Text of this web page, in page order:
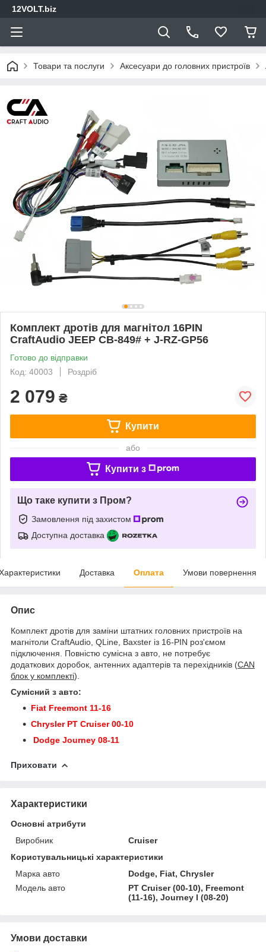
12VOLT.biz
Товари та послуги Аксесуари до головних пристроїв
Комплект дротів для магнітол 16PIN
CraftAudio JEEP CB-849# + J-RZ-GP56
Готово до відправки
Код: 40003
Роздріб
2 079 ₴
Купити
або
Купити з
Що таке купити з Пром?
Замовлення під захистом
Доступна доставка
Доставка Оплата Умови повернення
Опис
Комплект дротів для заміни штатних головних пристроїв на
магнітоли CraftAudio, QLine, Baxster із 16-PIN роз'ємом
підключення. Повністю сумісна з авто, не потребує
додаткових доробок, антенних адаптерів та перехідників (CAN
блок у комплекті).
Сумісний з авто:
Fiat Freemont 11-16
Chrysler PT Cruiser 00-10
Dodge Journey 08-11
Приховати
Характеристики
Основні атрибути
Виробник
Cruiser
Користувальницькі характеристики
Марка авто
Dodge, Fiat, Chrysler
Модель авто
PT Cruiser (00-10), Freemont
(11-16), Journey I (08-20)
Умови доставки